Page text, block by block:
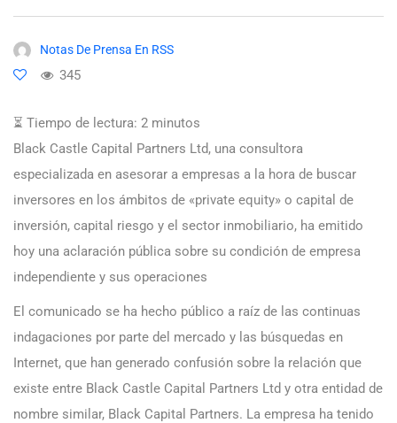
Notas De Prensa En RSS
345
⏳ Tiempo de lectura: 2 minutos
Black Castle Capital Partners Ltd, una consultora
especializada en asesorar a empresas a la hora de buscar
inversores en los ámbitos de «private equity» o capital de
inversión, capital riesgo y el sector inmobiliario, ha emitido
hoy una aclaración pública sobre su condición de empresa
independiente y sus operaciones
El comunicado se ha hecho público a raíz de las continuas
indagaciones por parte del mercado y las búsquedas en
Internet, que han generado confusión sobre la relación que
existe entre Black Castle Capital Partners Ltd y otra entidad de
nombre similar, Black Capital Partners. La empresa ha tenido